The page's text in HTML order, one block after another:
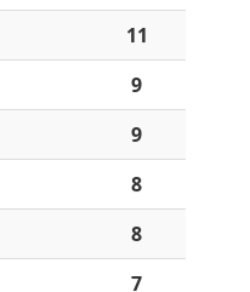
11
9
9
8
8
7